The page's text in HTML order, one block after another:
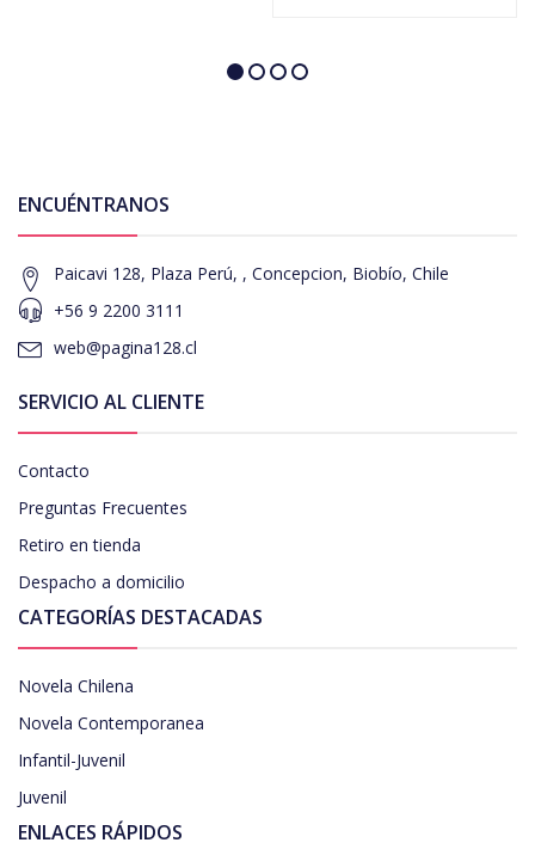
ENCUÉNTRANOS
Paicavi 128, Plaza Perú, , Concepcion, Biobío, Chile
+56 9 2200 3111
web@pagina128.cl
SERVICIO AL CLIENTE
Contacto
Preguntas Frecuentes
Retiro en tienda
Despacho a domicilio
CATEGORÍAS DESTACADAS
Novela Chilena
Novela Contemporanea
Infantil-Juvenil
Juvenil
ENLACES RÁPIDOS